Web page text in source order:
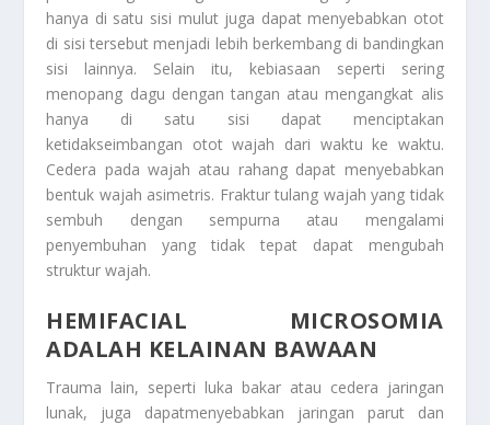
hanya di satu sisi mulut juga dapat menyebabkan otot
di sisi tersebut menjadi lebih berkembang di bandingkan
sisi lainnya. Selain itu, kebiasaan seperti sering
menopang dagu dengan tangan atau mengangkat alis
hanya di satu sisi dapat menciptakan
ketidakseimbangan otot wajah dari waktu ke waktu.
Cedera pada wajah atau rahang dapat menyebabkan
bentuk wajah asimetris. Fraktur tulang wajah yang tidak
sembuh dengan sempurna atau mengalami
penyembuhan yang tidak tepat dapat mengubah
struktur wajah.
HEMIFACIAL MICROSOMIA
ADALAH KELAINAN BAWAAN
Trauma lain, seperti luka bakar atau cedera jaringan
lunak, juga dapatmenyebabkan jaringan parut dan